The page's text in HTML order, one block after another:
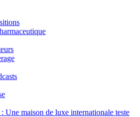
Une maison de luxe internationale teste